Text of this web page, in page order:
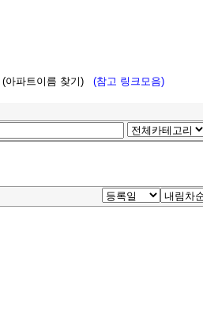
(아파트이름 찾기) (참고 링크모음)